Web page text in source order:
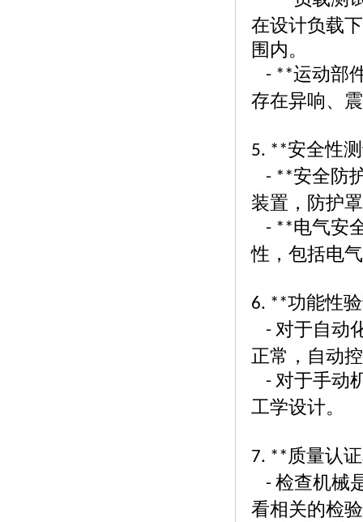
在设计负载
围内。
- **运动部
存在异响、
5. **安全性
- **安全防
装置，防护
- **电气安
性，包括电
6. **功能性
- 对于自动
正常，自动
- 对于手动
工学设计。
7. ** 质量认
- 检查机械
看相关的检